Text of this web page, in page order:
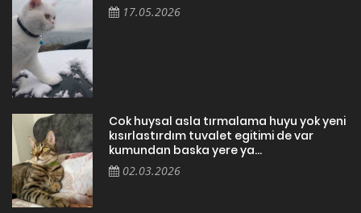
17.05.2026
Cok huysal asla tırmalama huyu yok yeni
kısırlastırdım tuvalet egitimi de var
kumundan baska yere ya...
02.03.2026